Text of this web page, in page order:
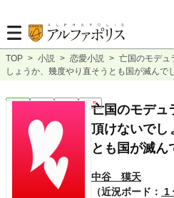
TOP > 小説 > 恋愛小説 > 亡国のモデュ
しょうか、幾度やり直そうとも国が滅んで
恋愛 完結 長編 R15亡国のモデュ
頂けないでし
とも国が滅ん
中谷 獏天
（近況ボード：
1